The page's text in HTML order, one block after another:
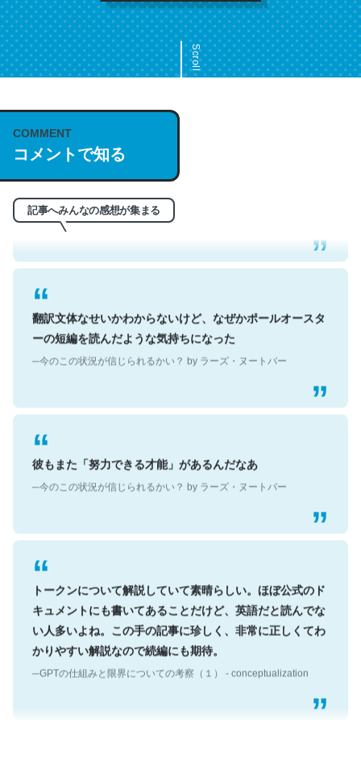
Scroll
COMMENT
コメントで知る
記事へみんなの感想が集まる
これは名文。彼はとてもクレバーなんだろうなと凄く思
う。英語少しでも読める人は原文もお勧め。自分はこの流
れ好き。Let’s Fucking Go. Then Covid hit. Shit.
─今のこの状況が信じられるかい？ by ラーズ・ヌートバー
翻訳文体なせいかわからないけど、なぜかポールオースタ
ーの短編を読んだような気持ちになった
彼もまた「努力できる才能」があるんだなあ
トークンについて解説していて素晴らしい。ほぼ公式のド
キュメントにも書いてあることだけど、英語だと読んでな
い人多いよね。この手の記事に珍しく、非常に正しくてわ
かりやすい解説なので続編にも期待。